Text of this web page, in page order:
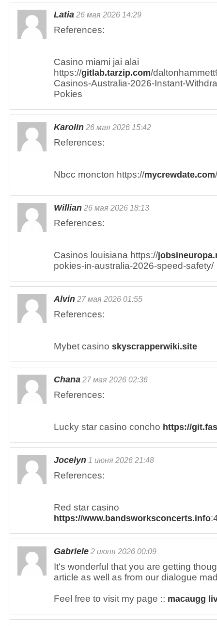
Latia 26 мая 2026 14:29
References:
Casino miami jai alai
https://gitlab.tarzip.com/
Casinos-Australia-2026-Instant-
Pokies
Karolin 26 мая 2026 15:42
References:
Nbcc moncton https://mycrewdate.com
Willian 26 мая 2026 18:13
References:
Casinos louisiana https://
pokies-in-australia-2026-speed-safety/
Alvin 27 мая 2026 01:55
References:
Mybet casino skyscrapperwiki.site
Chana 27 мая 2026 02:36
References:
Lucky star casino concho https://
Jocelyn 1 июня 2026 21:48
References:
Red star casino
https://www.bandsworksconcerts.info
Gabriele 2 июня 2026 00:09
It's wonderful that you are getting
article as well as from our dialogue
Feel free to visit my page :: macaugg